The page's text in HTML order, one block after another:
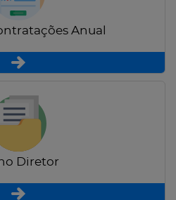
Anual
Diretor